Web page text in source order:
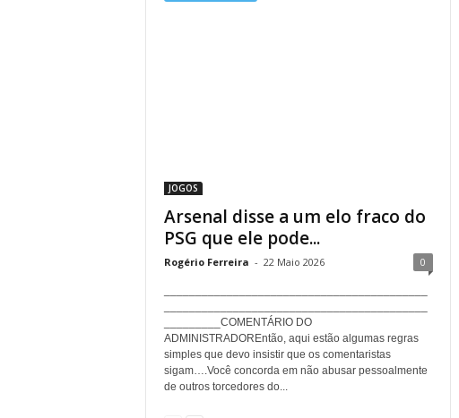
JOGOS
Arsenal disse a um elo fraco do
PSG que ele pode...
Rogério Ferreira - 22 Maio 2026 0
_________COMENTÁRIO DO
ADMINISTRADOREntão, aqui estão algumas regras
simples que devo insistir que os comentaristas
sigam….Você concorda em não abusar pessoalmente
de outros torcedores do...